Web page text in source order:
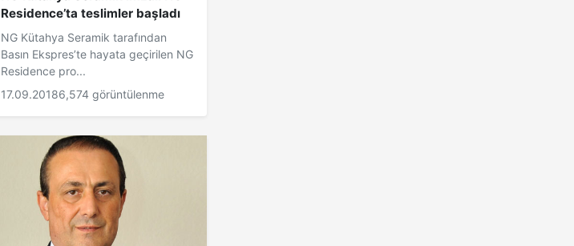
Residence’ta teslimler başladı
NG Kütahya Seramik tarafından
Basın Ekspres’te hayata geçirilen NG
Residence pro...
17.09.20186,574 görüntülenme